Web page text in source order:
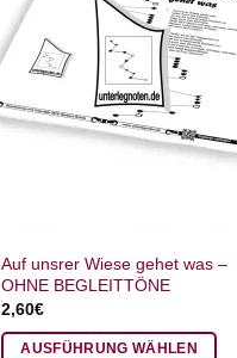
Auf unsrer Wiese gehet was –
OHNE BEGLEITTÖNE
2,60€
AUSFÜHRUNG WÄHLEN